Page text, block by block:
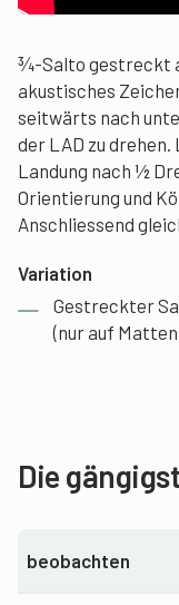
¾-Salto gestreckt
akustisches
seitwärts nach
der LAD zu
Landung nach ½
Orientierung und
Anschliessend
Variation
Gestreckter
(nur auf
Die
beobachten